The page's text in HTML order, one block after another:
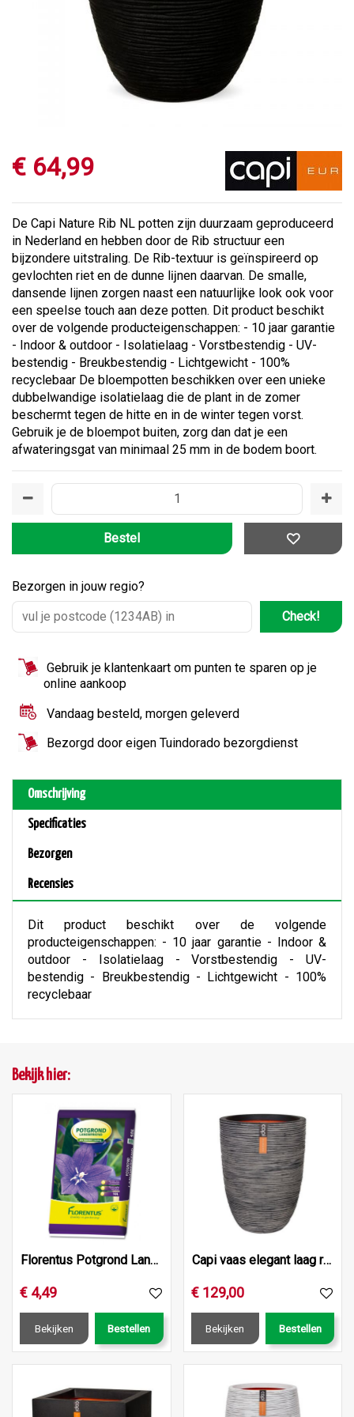
€ 64,99
De Capi Nature Rib NL potten zijn duurzaam geproduceerd
in Nederland en hebben door de Rib structuur een
bijzondere uitstraling. De Rib-textuur is geïnspireerd op
gevlochten riet en de dunne lĳnen daarvan. De smalle,
dansende lijnen zorgen naast een natuurlijke look ook voor
een speelse touch aan deze potten. Dit product beschikt
over de volgende producteigenschappen: - 10 jaar garantie
- Indoor & outdoor - Isolatielaag - Vorstbestendig - UV-
bestendig - Breukbestendig - Lichtgewicht - 100%
recyclebaar De bloempotten beschikken over een unieke
dubbelwandige isolatielaag die de plant in de zomer
beschermt tegen de hitte en in de winter tegen vorst.
Gebruik je de bloempot buiten, zorg dan dat je een
afwateringsgat van minimaal 25 mm in de bodem boort.
Bezorgen in jouw regio?
Check!
Gebruik je klantenkaart om punten te sparen op je
online aankoop
Vandaag besteld, morgen geleverd
Bezorgd door eigen Tuindorado bezorgdienst
Omschrijving
Specificaties
Bezorgen
Recensies
Dit product beschikt over de volgende
producteigenschappen: - 10 jaar garantie - Indoor &
outdoor - Isolatielaag - Vorstbestendig - UV-
bestendig - Breukbestendig - Lichtgewicht - 100%
recyclebaar
Bekijk hier:
Florentus Potgrond Langwerkend 10L
€ 4,49
Bekijken Bestellen
Capi vaas elegant laag rib nl 46x58 antraciet
€ 129,00
Bekijken Bestellen